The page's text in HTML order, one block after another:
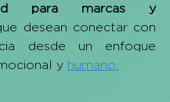
para marcas y
desean conectar con
desde un enfoque
y humano.